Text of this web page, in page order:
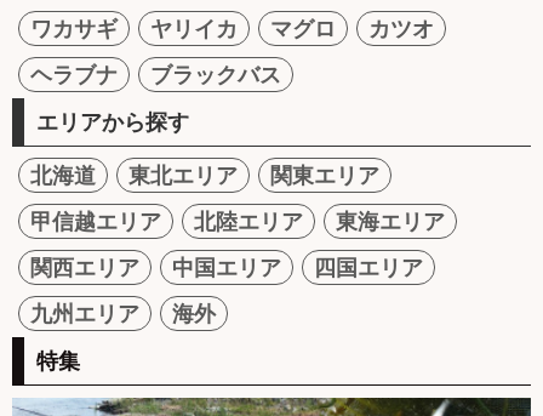
ワカサギ ヤリイカ マグロ
カツオ
ヘラブナ
ブラックバス
エリアから探す
北海道 東北エリア
関東エリア
甲信越エリア
北陸エリア
東海エリア
関西エリア
中国エリア
四国エリア
九州エリア
海外
特集